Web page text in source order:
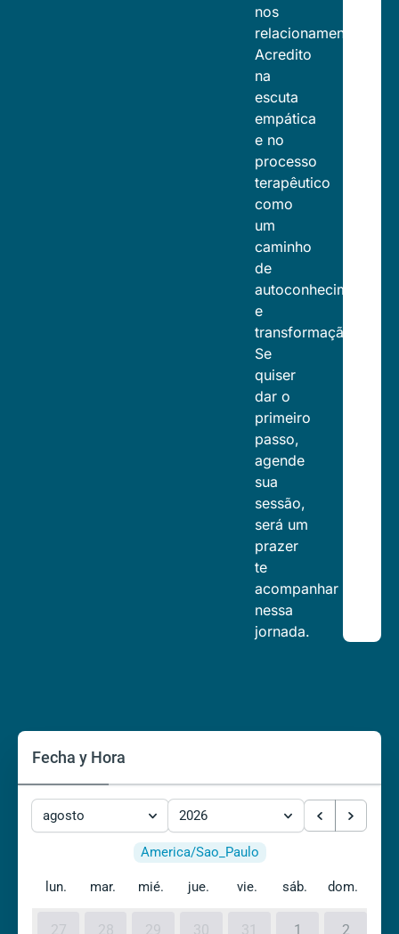
nos
relacionamentos.
Acredito
na
escuta
empática
e no
processo
terapêutico
como
um
caminho
de
autoconhecimento
e
transformação.
Se
quiser
dar o
primeiro
passo,
agende
sua
sessão,
será um
prazer
te
acompanhar
nessa
jornada.
Fecha y Hora
agosto 2026
America/Sao_Paulo
lun. mar. mié. jue. vie. sáb. dom.
27 28 29 30 31 1 2